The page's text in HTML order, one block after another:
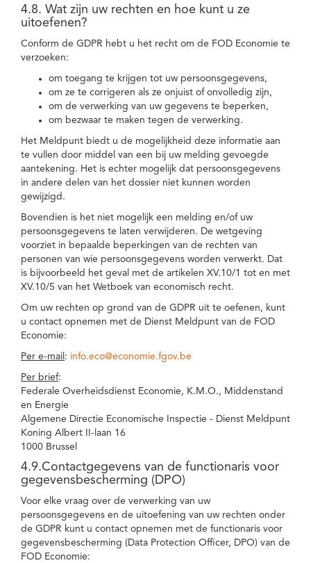
4.8. Wat zijn uw rechten en hoe kunt u ze
uitoefenen?
Conform de GDPR hebt u het recht om de FOD Economie te
verzoeken:
om toegang te krijgen tot uw persoonsgegevens,
om ze te corrigeren als ze onjuist of onvolledig zijn,
om de verwerking van uw gegevens te beperken,
om bezwaar te maken tegen de verwerking.
Het Meldpunt biedt u de mogelijkheid deze informatie aan
te vullen door middel van een bij uw melding gevoegde
aantekening. Het is echter mogelijk dat persoonsgegevens
in andere delen van het dossier niet kunnen worden
gewijzigd.
Bovendien is het niet mogelijk een melding en/of uw
persoonsgegevens te laten verwijderen. De wetgeving
voorziet in bepaalde beperkingen van de rechten van
personen van wie persoonsgegevens worden verwerkt. Dat
is bijvoorbeeld het geval met de artikelen XV.10/1 tot en met
XV.10/5 van het Wetboek van economisch recht.
Om uw rechten op grond van de GDPR uit te oefenen, kunt
u contact opnemen met de Dienst Meldpunt van de FOD
Economie:
Per e-mail : info.eco@economie.fgov.be
Per brief:
Federale Overheidsdienst Economie, K.M.O., Middenstand
en Energie
Algemene Directie Economische Inspectie - Dienst Meldpunt
Koning Albert II-laan 16
1000 Brussel
4.9.Contactgegevens van de functionaris voor
gegevensbescherming (DPO)
Voor elke vraag over de verwerking van uw
persoonsgegevens en de uitoefening van uw rechten onder
de GDPR kunt u contact opnemen met de functionaris voor
gegevensbescherming (Data Protection Officer, DPO) van de
FOD Economie: